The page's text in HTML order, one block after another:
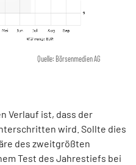
Quelle: Börsenmedien AG
Verlauf ist, dass der
wird. Sollte dies
des zweitgrößten
Test des Jahrestiefs bei